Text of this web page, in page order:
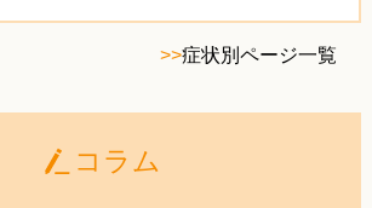
>>症状別ページ一覧
コラム